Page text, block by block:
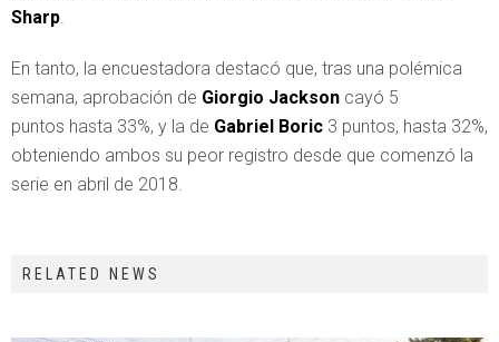
Sharp
En tanto, la encuestadora destacó que, tras una polémica
semana, aprobación de Giorgio Jackson cayó 5
puntos hasta 33%, y la de Gabriel Boric 3 puntos, hasta 32%,
obteniendo ambos su peor registro desde que comenzó la
serie en abril de 2018.
RELATED NEWS